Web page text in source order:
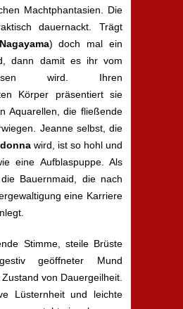
Machtphantasien. Die
dauernackt. Trägt
) doch mal ein
dann damit es ihr vom
wird. Ihren
Körper präsentiert sie
Aquarellen, die fließende
Jeanne selbst, die
wird, ist so hohl und
eine Aufblaspuppe. Als
Bauernmaid, die nach
eine Karriere
Stimme, steile Brüste
geöffneter Mund
von Dauergeilheit.
Lüsternheit und leichte